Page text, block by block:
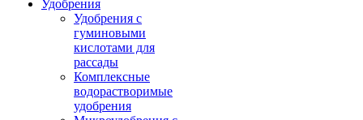
Удобрения
Удобрения с
гуминовыми
кислотами для
рассады
Комплексные
водорастворимые
удобрения